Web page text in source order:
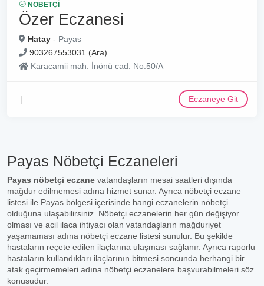
NÖBETÇI
Özer Eczanesi
Hatay - Payas
903267553031 (Ara)
Karacamii mah. İnönü cad. No:50/A
Eczaneye Git
Payas Nöbetçi Eczaneleri
Payas nöbetçi eczane vatandaşların mesai saatleri dışında
mağdur edilmemesi adına hizmet sunar. Ayrıca nöbetçi eczane
listesi ile Payas bölgesi içerisinde hangi eczanelerin nöbetçi
olduğuna ulaşabilirsiniz. Nöbetçi eczanelerin her gün değişiyor
olması ve acil ilaca ihtiyacı olan vatandaşların mağduriyet
yaşamaması adına nöbetçi eczane listesi sunulur. Bu şekilde
hastaların reçete edilen ilaçlarına ulaşması sağlanır. Ayrıca raporlu
hastaların kullandıkları ilaçlarının bitmesi soncunda herhangi bir
atak geçirmemeleri adına nöbetçi eczanelere başvurabilmeleri söz
konusudur.